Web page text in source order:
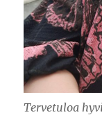
Tervetuloa